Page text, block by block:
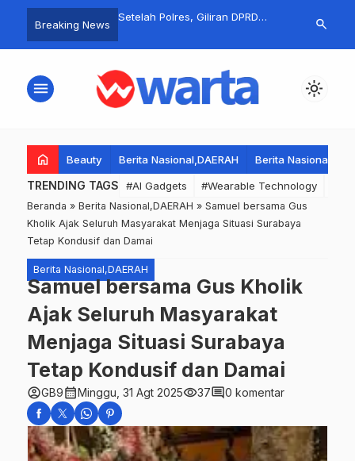
Breaking News
Bikin Geger! HUT RI
Dirayakan
Hadiah Sepeda
Menarik
Warga ‘Histeris’!
Setelah Polres, Giliran DPRD
Tuntut Keadilan dan Empati
Dugaan
Arogansi
search
menu light_mode
home Beauty Berita Nasional,DAERAH Berita
TRENDING TAGS #AI Gadgets #Wearable Technology
Beranda » Berita Nasional,DAERAH » Samuel bersama Gus
Kholik Ajak Seluruh Masyarakat Menjaga Situasi Surabaya
Tetap Kondusif dan Damai
Berita Nasional,DAERAH
Samuel bersama Gus Kholik
Ajak Seluruh Masyarakat
Menjaga Situasi Surabaya
Tetap Kondusif dan Damai
account_circleGB9calendar_monthMinggu, 31 Agt 2025visibility37comment0 komentar